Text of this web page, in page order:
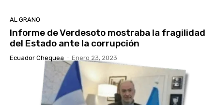
AL GRANO
Informe de Verdesoto mostraba la fragilidad
del Estado ante la corrupción
Ecuador Chequea - Enero 23, 2023